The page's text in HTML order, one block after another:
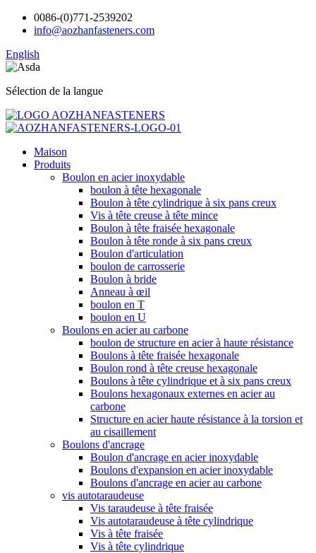
0086-(0)771-2539202
info@aozhanfasteners.com
English
Sélection de la langue
Maison
Produits
Boulon en acier inoxydable
boulon à tête hexagonale
Boulon à tête cylindrique à six pans creux
Vis à tête creuse à tête mince
Boulon à tête fraisée hexagonale
Boulon à tête ronde à six pans creux
Boulon d'articulation
boulon de carrosserie
Boulon à bride
Anneau à œil
boulon en T
boulon en U
Boulons en acier au carbone
boulon de structure en acier à haute résistance
Boulons à tête fraisée hexagonale
Boulon rond à tête creuse hexagonale
Boulons à tête cylindrique et à six pans creux
Boulons hexagonaux externes en acier au
carbone
Structure en acier haute résistance à la torsion et
au cisaillement
Boulons d'ancrage
Boulon d'ancrage en acier inoxydable
Boulons d'expansion en acier inoxydable
Boulons d'ancrage en acier au carbone
vis autotaraudeuse
Vis taraudeuse à tête fraisée
Vis autotaraudeuse à tête cylindrique
Vis à tête fraisée
Vis à tête cylindrique